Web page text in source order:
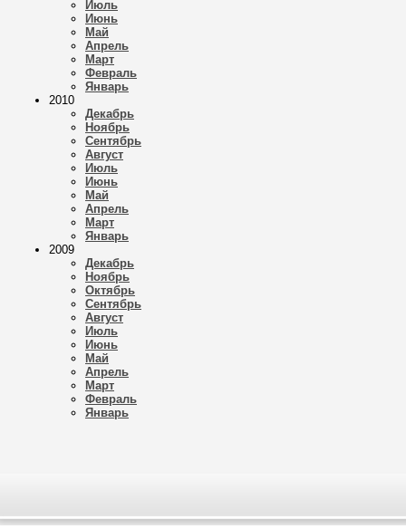
Июль
Июнь
Май
Апрель
Март
Февраль
Январь
2010
Декабрь
Ноябрь
Сентябрь
Август
Июль
Июнь
Май
Апрель
Март
Январь
2009
Декабрь
Ноябрь
Октябрь
Сентябрь
Август
Июль
Июнь
Май
Апрель
Март
Февраль
Январь